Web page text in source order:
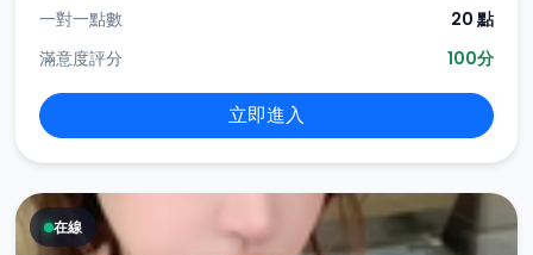
一對一點數
20 點
滿意度評分
100分
立即進入
在線